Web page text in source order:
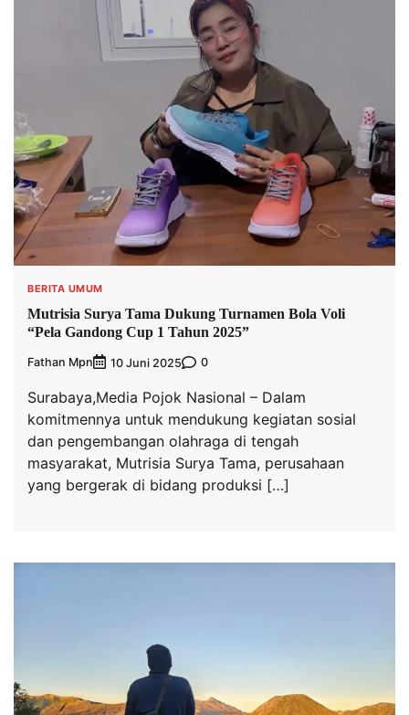
BERITA UMUM
Mutrisia Surya Tama Dukung Turnamen Bola Voli
“Pela Gandong Cup 1 Tahun 2025”
Fathan Mpn 10 Juni 2025 0
Surabaya,Media Pojok Nasional – Dalam
komitmennya untuk mendukung kegiatan sosial
dan pengembangan olahraga di tengah
masyarakat, Mutrisia Surya Tama, perusahaan
yang bergerak di bidang produksi […]